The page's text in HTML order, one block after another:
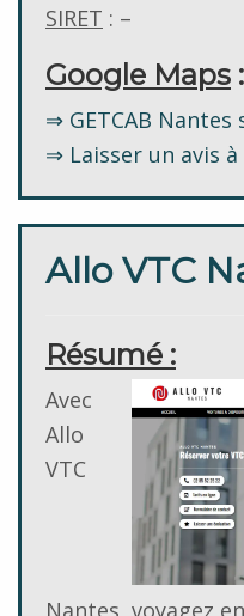
SIRET : –
Google Maps :
⇒ GETCAB Nantes
⇒ Laisser un avis à
Allo VTC
Résumé :
Avec
Allo
VTC
Nantes, voyagez